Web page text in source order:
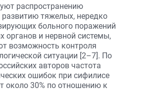
распространению
развитию тяжелых, нередко
больного поражений
органов и нервной системы,
возможность контроля
ситуации [2–7]. По
авторов частота
ошибок при сифилисе
около 30% по отношению к